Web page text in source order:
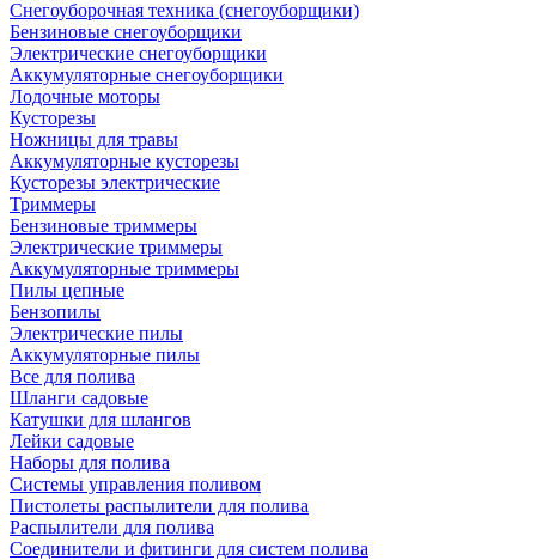
Снегоуборочная техника (снегоуборщики)
Бензиновые снегоуборщики
Электрические снегоуборщики
Аккумуляторные снегоуборщики
Лодочные моторы
Кусторезы
Ножницы для травы
Аккумуляторные кусторезы
Кусторезы электрические
Триммеры
Бензиновые триммеры
Электрические триммеры
Аккумуляторные триммеры
Пилы цепные
Бензопилы
Электрические пилы
Аккумуляторные пилы
Все для полива
Шланги садовые
Катушки для шлангов
Лейки садовые
Наборы для полива
Системы управления поливом
Пистолеты распылители для полива
Распылители для полива
Соединители и фитинги для систем полива